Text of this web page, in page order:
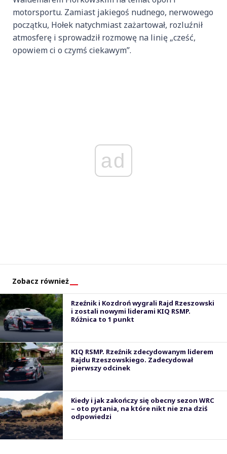
motorsportu. Zamiast jakiegoś nudnego, nerwowego
początku, Hołek natychmiast zażartował, rozluźnił
atmosferę i sprowadził rozmowę na linię „cześć,
opowiem ci o czymś ciekawym”.
ad
Zobacz również
Rzeźnik i Kozdroń wygrali Rajd Rzeszowski
i zostali nowymi liderami KIQ RSMP.
Różnica to 1 punkt
KIQ RSMP. Rzeźnik zdecydowanym liderem
Rajdu Rzeszowskiego. Zadecydował
pierwszy odcinek
Kiedy i jak zakończy się obecny sezon WRC
– oto pytania, na które nikt nie zna dziś
odpowiedzi